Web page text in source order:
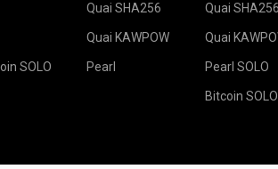
SOLO
Quai SHA256
Quai KAWPOW
Pearl
Quai
Quai
Pearl SOLO
Bitcoin SOLO